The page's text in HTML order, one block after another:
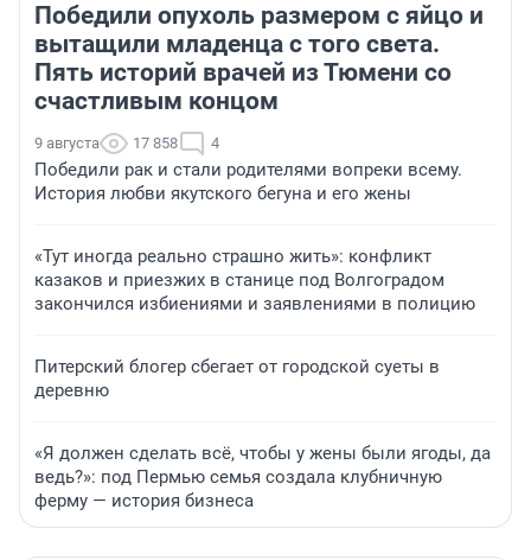
Победили опухоль размером с яйцо и
вытащили младенца с того света.
Пять историй врачей из Тюмени со
счастливым концом
9 августа 17 858 4
Победили рак и стали родителями вопреки всему.
История любви якутского бегуна и его жены
«Тут иногда реально страшно жить»: конфликт
казаков и приезжих в станице под Волгоградом
закончился избиениями и заявлениями в полицию
Питерский блогер сбегает от городской суеты в
деревню
«Я должен сделать всё, чтобы у жены были ягоды, да
ведь?»: под Пермью семья создала клубничную
ферму — история бизнеса